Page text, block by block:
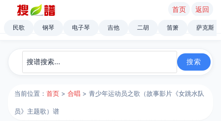
首页 返回
民歌 钢琴 电子琴 吉他 二胡 笛箫 萨克斯
当前位置：首页 >合唱 > 青少年运动员之歌（故事影片《女跳水队
员》主题歌）谱